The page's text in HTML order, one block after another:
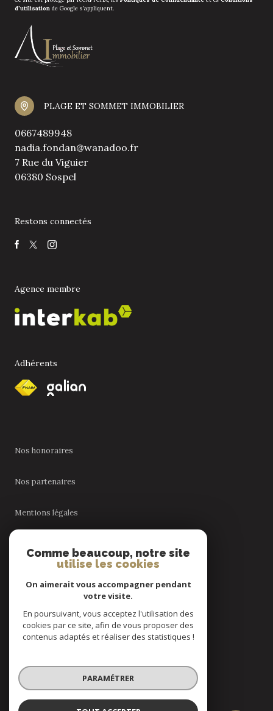
d'utilisation de Google s'appliquent.
PLAGE ET SOMMET IMMOBILIER
0667489948
nadia.fondan@wanadoo.fr
7 Rue du Viguier
06380 Sospel
Restons connectés
Agence membre
Adhérents
Nos honoraires
Nos partenaires
Mentions légales
Réalisé par
Comme beaucoup, notre site
utilise les cookies
On aimerait vous accompagner pendant
votre visite.
En poursuivant, vous acceptez l'utilisation des
cookies par ce site, afin de vous proposer des
contenus adaptés et réaliser des statistiques !
PARAMÉTRER